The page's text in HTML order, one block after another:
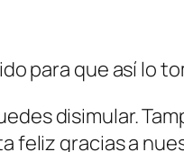
para que así lo
disimular.
feliz gracias a